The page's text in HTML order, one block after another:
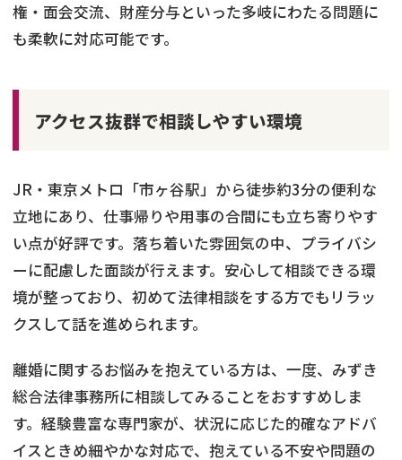
権・面会交流、財産分与といった多岐にわたる問題に
も柔軟に対応可能です。
アクセス抜群で相談しやすい環境
JR・東京メトロ「市ヶ谷駅」から徒歩約3分の便利な
立地にあり、仕事帰りや用事の合間にも立ち寄りやす
い点が好評です。落ち着いた雰囲気の中、プライバシ
ーに配慮した面談が行えます。安心して相談できる環
境が整っており、初めて法律相談をする方でもリラッ
クスして話を進められます。
離婚に関するお悩みを抱えている方は、一度、みずき
総合法律事務所に相談してみることをおすすめしま
す。経験豊富な専門家が、状況に応じた的確なアドバ
イスときめ細やかな対応で、抱えている不安や問題の